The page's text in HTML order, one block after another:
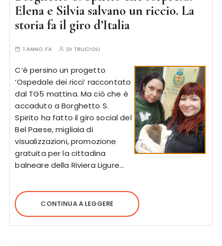
Elena e Silvia salvano un riccio. La
storia fa il giro d’Italia
1 ANNO FA DI TRUCIOLI
C’è persino un progetto
‘Ospedale dei ricci’ raccontato
dal TG5 mattina. Ma ciò che è
accaduto a Borghetto S.
Spirito ha fatto il giro social del
Bel Paese, migliaia di
visualizzazioni, promozione
gratuita per la cittadina
balneare della Riviera Ligure…
CONTINUA A LEGGERE